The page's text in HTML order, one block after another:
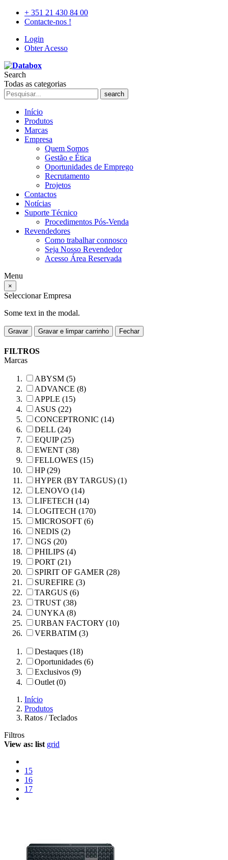
+ 351 21 430 84 00
Contacte-nos !
Login
Obter Acesso
Search
Todas as categorias
search
Início
Produtos
Marcas
Empresa
Quem Somos
Gestão e Ética
Oportunidades de Emprego
Recrutamento
Projetos
Contactos
Notícias
Suporte Técnico
Procedimentos Pós-Venda
Revendedores
Como trabalhar connosco
Seja Nosso Revendedor
Acesso Área Reservada
Menu
×
Seleccionar Empresa
Some text in the modal.
Gravar Gravar e limpar carrinho Fechar
FILTROS
Marcas
ABYSM (5)
ADVANCE (8)
APPLE (15)
ASUS (22)
CONCEPTRONIC (14)
DELL (24)
EQUIP (25)
EWENT (38)
FELLOWES (15)
HP (29)
HYPER (BY TARGUS) (1)
LENOVO (14)
LIFETECH (14)
LOGITECH (170)
MICROSOFT (6)
NEDIS (2)
NGS (20)
PHILIPS (4)
PORT (21)
SPIRIT OF GAMER (28)
SUREFIRE (3)
TARGUS (6)
TRUST (38)
UNYKA (8)
URBAN FACTORY (10)
VERBATIM (3)
Destaques (18)
Oportunidades (6)
Exclusivos (9)
Outlet (0)
Início
Produtos
Ratos / Teclados
Filtros
View as: list grid
15
16
17